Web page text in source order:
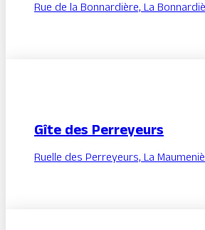
Rue de la Bonnardière, La
Gîte des Perreyeurs
Ruelle des Perreyeurs, La